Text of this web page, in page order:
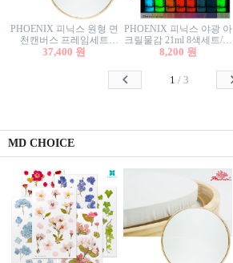
PHOENIX 피닉스 원형 면
천캔버스 프레임세트
40cm/원형캔버스/플로팅
37,400 원
PHOENIX 피닉스 야광 아
크릴물감 21ml 8색세트/야
광물감
8,200 원
1 / 3
MD CHOICE